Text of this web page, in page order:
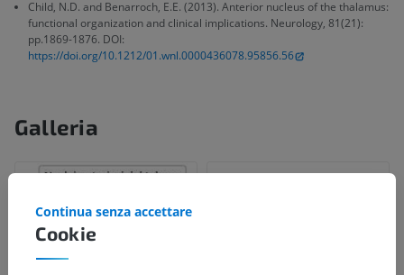
Child, N.D. and Benarroch, E.E. (2013). Anterior nucleus of the thalamus:
functional organization and clinical implications. Neurology, 81(21):
pp.1869-1876. DOI:
https://doi.org/10.1212/01.wnl.0000436078.95856.56
Galleria
Cookie
Continua senza accettare